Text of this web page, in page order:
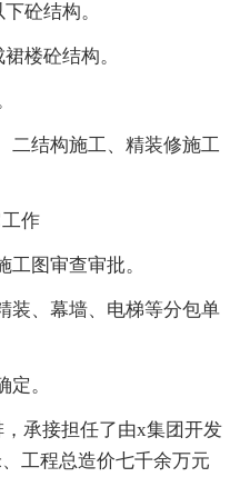
砼结构。
楼砼结构。
二结构施工、精装修施工
作
工图审查审批。
装、幕墙、电梯等分包单
。
承接担任了由x集团开发
工程总造价七千余万元